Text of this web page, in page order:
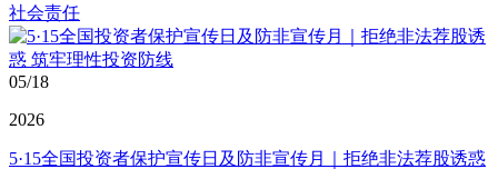
社会责任
05/18
2026
5·15全国投资者保护宣传日及防非宣传月｜拒绝非法荐股诱惑